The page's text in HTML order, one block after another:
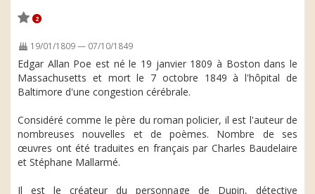
2
19/01/1809 — 07/10/1849
Edgar Allan Poe est né le 19 janvier 1809 à Boston dans le
Massachusetts et mort le 7 octobre 1849 à l'hôpital de
Baltimore d'une congestion cérébrale.
Considéré comme le père du roman policier, il est l'auteur de
nombreuses nouvelles et de poèmes. Nombre de ses
œuvres ont été traduites en français par Charles Baudelaire
et Stéphane Mallarmé.
Il est le créateur du personnage de Dupin, détective